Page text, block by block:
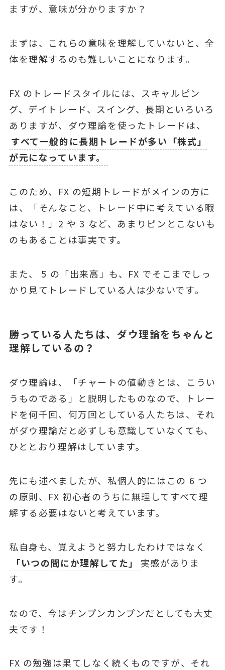
ますが、意味が分かりますか？
まずは、これらの意味を理解していないと、全
体を理解するのも難しいことになります。
FX のトレードスタイルには、スキャルピン
グ、デイトレード、スイング、⻑期といろいろ
ありますが、ダウ理論を使ったトレードは、
すべて⼀般的に⻑期トレードが多い「株式」
が元になっています。
このため、FX の短期トレードがメインの⽅に
は、「そんなこと、トレード中に考えている暇
はない！」2 や 3 など、あまりピンとこないも
のもあることは事実です。
また、 5 の「出来⾼」も、FX でそこまでしっ
かり⾒てトレードしている⼈は少ないです。
勝っている⼈たちは、ダウ理論をちゃんと
理解しているの？
ダウ理論は、「チャートの値動きとは、こうい
うものである」と説明したものなので、トレー
ドを何千回、何万回としている⼈たちは、それ
がダウ理論だと必ずしも意識していなくても、
ひととおり理解はしています。
先にも述べましたが、私個⼈的にはこの 6 つ
の原則、FX 初⼼者のうちに無理してすべて理
解する必要はないと考えています。
私⾃⾝も、覚えようと努⼒したわけではなく
「いつの間にか理解してた」
実感がありま
す。
なので、今はチンプンカンプンだとしても⼤丈
夫です！
FX の勉強は果てしなく続くものですが、それ